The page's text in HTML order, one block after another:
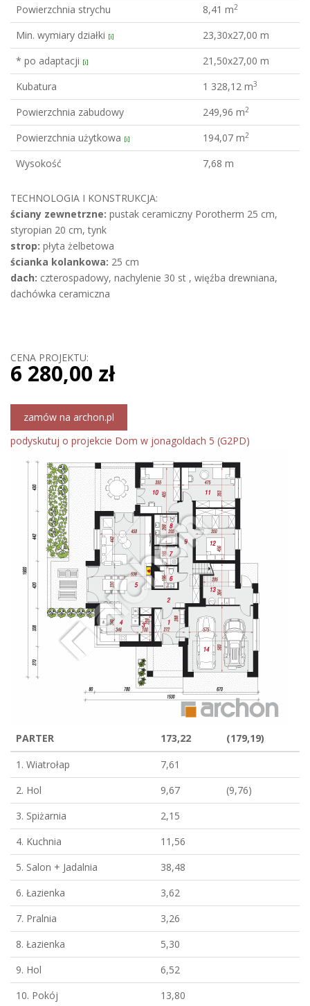
Powierzchnia strychu 8,41 m2
Min. wymiary działki [i]
23,30x27,00 m
* po adaptacji [i]
21,50x27,00 m
Kubatura
1 328,12 m3
Powierzchnia zabudowy 249,96 m2
Powierzchnia użytkowa [i] 194,07 m2
Wysokość 7,68 m
TECHNOLOGIA I KONSTRUKCJA:
ściany zewnetrzne: pustak ceramiczny Porotherm 25 cm,
styropian 20 cm, tynk
strop: płyta żelbetowa
ścianka kolankowa: 25 cm
dach: czterospadowy, nachylenie 30 st , więźba drewniana,
dachówka ceramiczna
CENA PROJEKTU:
6 280,00 zł
zamów na archon.pl
podyskutuj o projekcie Dom w jonagoldach 5 (G2PD)
PARTER 173,22
(179,19)
1. Wiatrołap
7,61
2. Hol
9,67
(9,76)
3. Spiżarnia
2,15
4. Kuchnia
11,56
5. Salon + Jadalnia
38,48
6. Łazienka
3,62
7. Pralnia
3,26
8. Łazienka
5,30
9. Hol
6,52
10. Pokój
13,80